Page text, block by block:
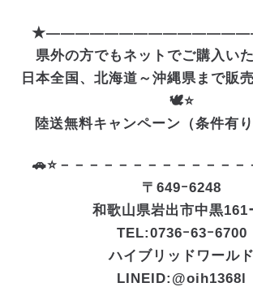
県外の方でもネットでご購入い
日本全国、北海道～沖縄県まで販
🕊️⭐
陸送無料キャンペーン（条件有
🚗⭐－－－－－－－－－－－－－
〒649ｰ6248
和歌山県岩出市中黒161
TEL:0736ｰ63ｰ6700
ハイブリッドワールド
LINEID: @oih1368l